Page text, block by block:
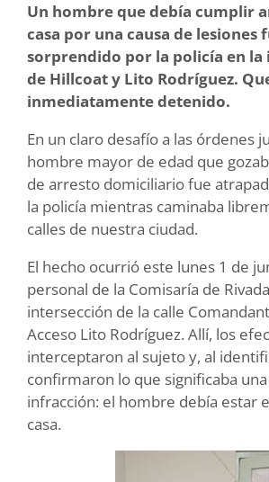
Un hombre que debía cumplir
casa por una causa de lesiones
sorprendido por la policía en la
de Hillcoat y Lito Rodríguez.
inmediatamente detenido.
En un claro desafío a las órdenes
hombre mayor de edad que
de arresto domiciliario fue
la policía mientras caminaba
calles de nuestra ciudad.
El hecho ocurrió este lunes 1 de
personal de la Comisaría de
intersección de la calle
Acceso Lito Rodríguez. Allí, los
interceptaron al sujeto y, al
confirmaron lo que significaba
infracción: el hombre debía estar
casa.